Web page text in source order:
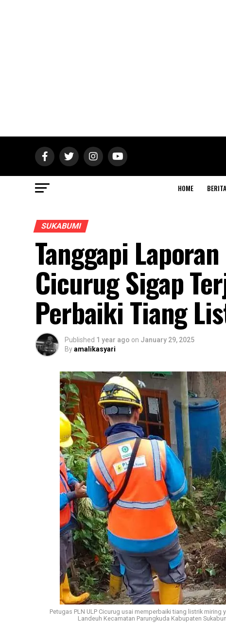
HOME BERITA
SUKABUMI
Tanggapi
Cicurug Sigap
Perbaiki Tiang
Published 1 year ago on January 29, 2025
Byamalikasyari
Petugas PLN ULP Cicurug usai memperbaiki tiang listrik
Landeuh Kecamatan Parungkuda Kabupaten